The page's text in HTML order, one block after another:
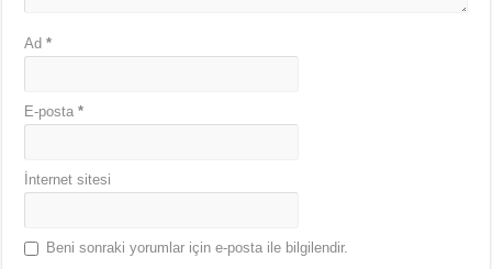
Ad*
E-posta*
İnternet sitesi
Beni sonraki yorumlar için e-posta ile bilgilendir.